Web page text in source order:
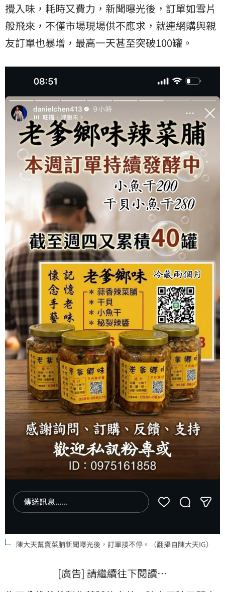
攪入味，耗時又費力，新聞曝光後，訂單如雪片
般飛來，不僅市場現場供不應求，就連網購與親
友訂單也暴增，最高一天甚至突破100罐。
陳大天幫賣菜脯新聞曝光後，訂單接不停。（翻攝自陳大天IG）
[廣告] 請繼續往下閱讀…